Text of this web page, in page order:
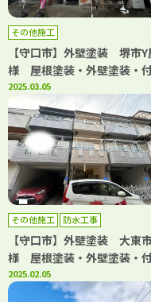
その他施工
【守口市】外壁塗装 堺市Y
様 屋根塗装・外壁塗装・
部塗装・シーリング工事 ア
リティペイント
2025.03.05
その他施工 防水工事
【守口市】外壁塗装 大東
様 屋根塗装・外壁塗装・
部塗装・補修工事・防水工
アビリティペイント
2025.02.05